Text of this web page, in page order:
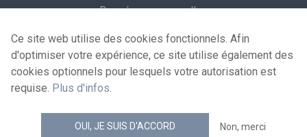
Données personnelles
Conditions de réutilisation
Contactez-nous
news.belgium flux RSS
Ce site web utilise des cookies fonctionnels. Afin
d'optimiser votre expérience, ce site utilise également des
cookies optionnels pour lesquels votre autorisation est
requise. Plus d'infos.
OUI, JE SUIS D'ACCORD Non, merci